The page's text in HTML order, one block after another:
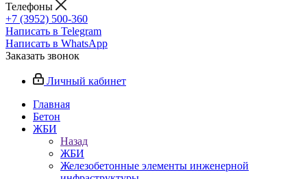
Телефоны
+7 (3952) 500-360
Написать в Telegram
Написать в WhatsApp
Заказать звонок
Личный кабинет
Главная
Бетон
ЖБИ
Назад
ЖБИ
Железобетонные элементы инженерной